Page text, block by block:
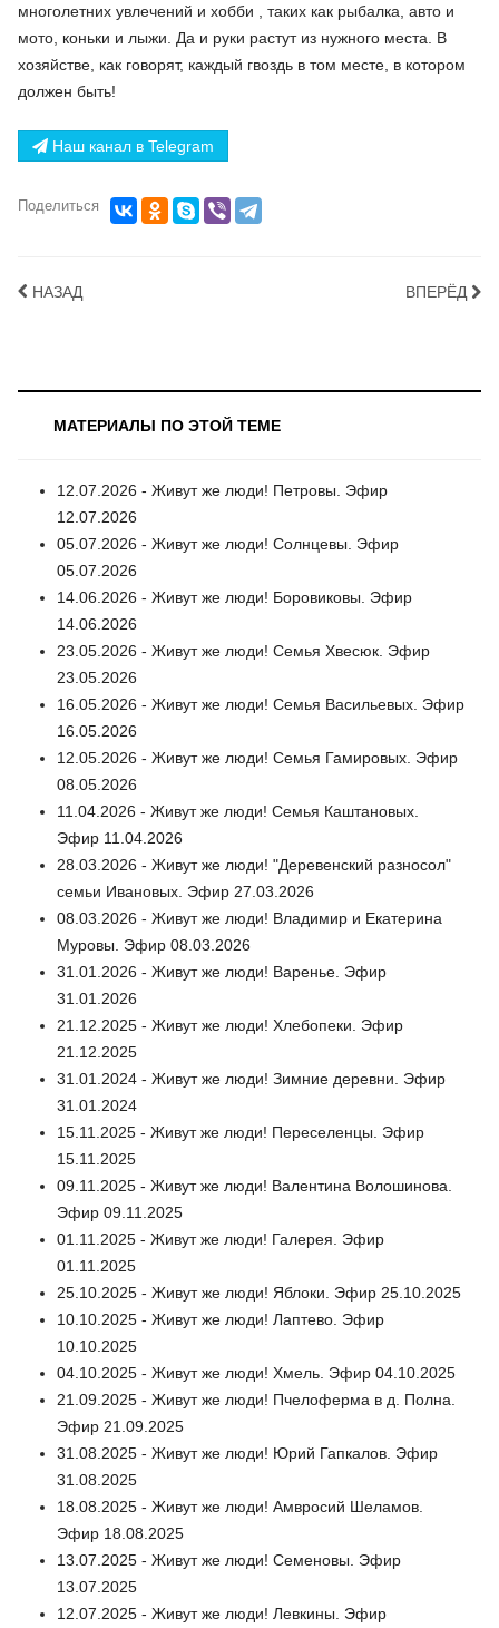
многолетних увлечений и хобби , таких как рыбалка, авто и
мото, коньки и лыжи. Да и руки растут из нужного места. В
хозяйстве, как говорят, каждый гвоздь в том месте, в котором
должен быть!
Наш канал в Telegram
Поделиться
НАЗАД ВПЕРЁД
МАТЕРИАЛЫ ПО ЭТОЙ ТЕМЕ
12.07.2026 - Живут же люди! Петровы. Эфир
12.07.2026
05.07.2026 - Живут же люди! Солнцевы. Эфир
05.07.2026
14.06.2026 - Живут же люди! Боровиковы. Эфир
14.06.2026
23.05.2026 - Живут же люди! Семья Хвесюк. Эфир
23.05.2026
16.05.2026 - Живут же люди! Семья Васильевых. Эфир
16.05.2026
12.05.2026 - Живут же люди! Семья Гамировых. Эфир
08.05.2026
11.04.2026 - Живут же люди! Семья Каштановых.
Эфир 11.04.2026
28.03.2026 - Живут же люди! "Деревенский разносол"
семьи Ивановых. Эфир 27.03.2026
08.03.2026 - Живут же люди! Владимир и Екатерина
Муровы. Эфир 08.03.2026
31.01.2026 - Живут же люди! Варенье. Эфир
31.01.2026
21.12.2025 - Живут же люди! Хлебопеки. Эфир
21.12.2025
31.01.2024 - Живут же люди! Зимние деревни. Эфир
31.01.2024
15.11.2025 - Живут же люди! Переселенцы. Эфир
15.11.2025
09.11.2025 - Живут же люди! Валентина Волошинова.
Эфир 09.11.2025
01.11.2025 - Живут же люди! Галерея. Эфир
01.11.2025
25.10.2025 - Живут же люди! Яблоки. Эфир 25.10.2025
10.10.2025 - Живут же люди! Лаптево. Эфир
10.10.2025
04.10.2025 - Живут же люди! Хмель. Эфир 04.10.2025
21.09.2025 - Живут же люди! Пчелоферма в д. Полна.
Эфир 21.09.2025
31.08.2025 - Живут же люди! Юрий Гапкалов. Эфир
31.08.2025
18.08.2025 - Живут же люди! Амвросий Шеламов.
Эфир 18.08.2025
13.07.2025 - Живут же люди! Семеновы. Эфир
13.07.2025
12.07.2025 - Живут же люди! Левкины. Эфир